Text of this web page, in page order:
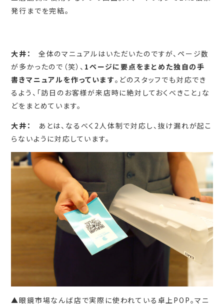
発行までを完結。
大井：
全体のマニュアルはいただいたのですが、ページ数
が多かったので（笑）、 1ページに要点をまとめた独自の手
書きマニュアルを作っています。どのスタッフでも対応でき
るよう、「訪日のお客様が来店時に絶対しておくべきこと」な
どをまとめています。
大井：
あとは、なるべく2人体制で対応し、抜け漏れが起こ
らないように対応しています。
▲眼鏡市場なんば店で実際に使われている卓上POP。マニ